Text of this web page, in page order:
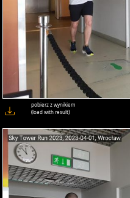
pobierz z wynikiem
(load with result)